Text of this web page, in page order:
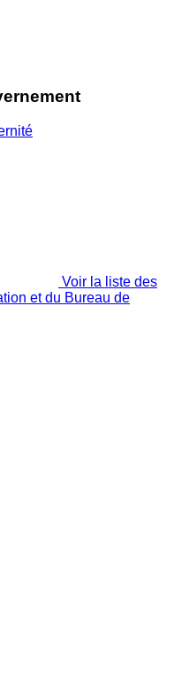
Voir la liste des
et du Bureau de